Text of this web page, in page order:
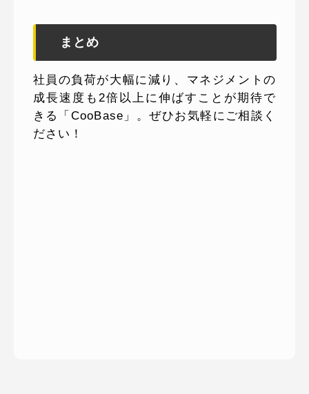
まとめ
社員の負荷が大幅に減り、マネジメントの
成長速度も2倍以上に伸ばすことが期待で
きる「CooBase」。ぜひお気軽にご相談く
ださい！